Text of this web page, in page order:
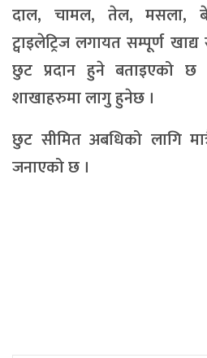
दाल, चामल, तेल, मसला,
ट्वाइलेट्रिज लगायत सम्पूर्ण
छुट प्रदान हुने बताइएको
शाखाहरुमा लागु हुनेछ ।
छुट सीमित अबधिको लागि
जनाएको छ ।